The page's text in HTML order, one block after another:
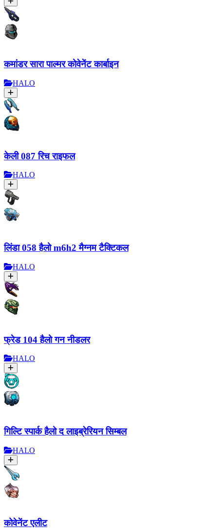
कमांडर सारा पाल्मर कोवेनेंट कार्बाइन
HALO
केली 087 रिच राइफल
HALO
लिंडा 058 हैलो m6h2 मैग्नम टैक्टिकल
HALO
फ्रेड 104 हैलो गन नीडलर
HALO
गिल्टि स्पार्क हैलो द लाइब्रेरियन सिम्बल
HALO
कोवेनेंट एलीट